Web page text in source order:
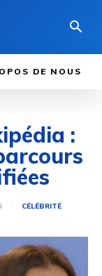
DE NOUS
:
CÉLÉBRITÉ